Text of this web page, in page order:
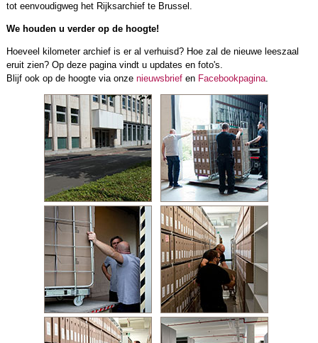
tot eenvoudigweg het Rijksarchief te Brussel.
We houden u verder op de hoogte!
Hoeveel kilometer archief is er al verhuisd? Hoe zal de nieuwe leeszaal
eruit zien? Op deze pagina vindt u updates en foto's.
Blijf ook op de hoogte via onze nieuwsbriefen Facebookpagina.